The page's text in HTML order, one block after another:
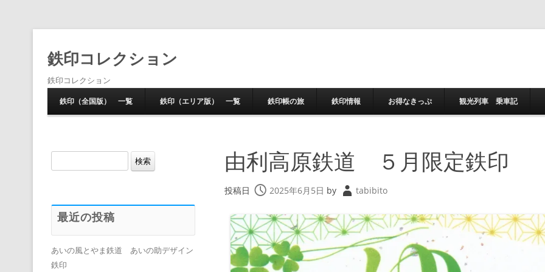
鉄印コレクション
鉄印コレクション
鉄印（全国版） 一覧 鉄印（エリア版） 一覧 鉄印帳の旅 鉄印情報 お得なきっぷ 観光列車 乗車記
由利高原鉄道 ５月限定鉄印
投稿日 2025年6月5日 by tabibito
索:
最近の投稿
あいの風とやま鉄道 あいの助デザイン
鉄印